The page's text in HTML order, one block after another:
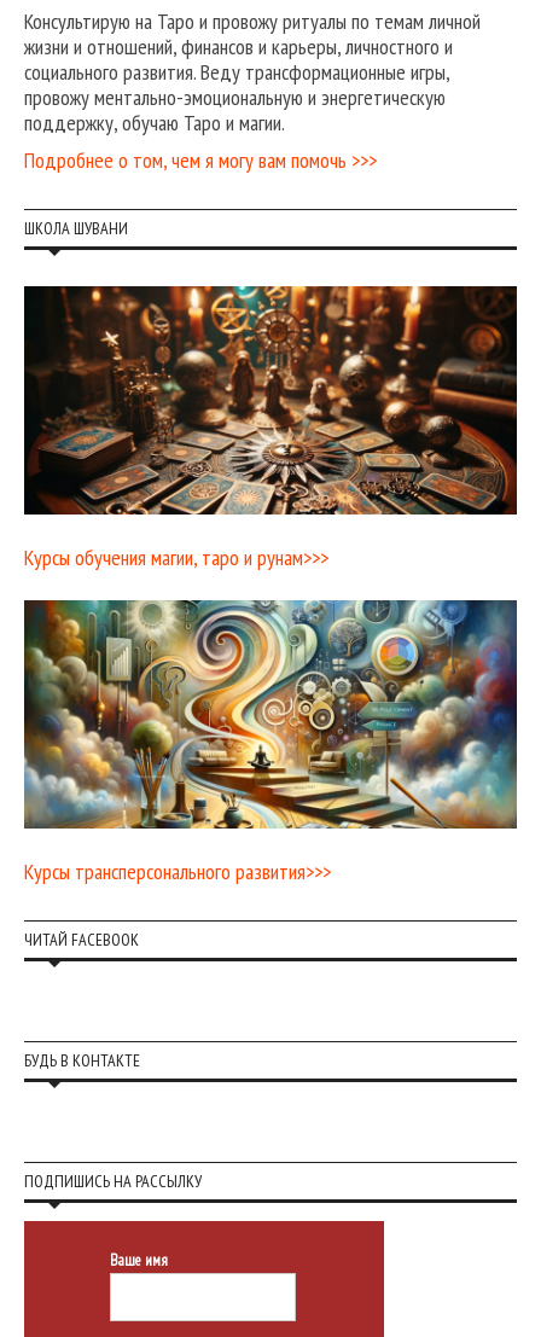
Консультирую на Таро и провожу ритуалы по темам личной
жизни и отношений, финансов и карьеры, личностного и
социального развития. Веду трансформационные игры,
провожу ментально-эмоциональную и энергетическую
поддержку, обучаю Таро и магии.
Подробнее о том, чем я могу вам помочь >>>
ШКОЛА ШУВАНИ
Курсы обучения магии, таро и рунам>>>
Курсы трансперсонального развития>>>
ЧИТАЙ FACEBOOK
БУДЬ В КОНТАКТЕ
ПОДПИШИСЬ НА РАССЫЛКУ
Ваше имя